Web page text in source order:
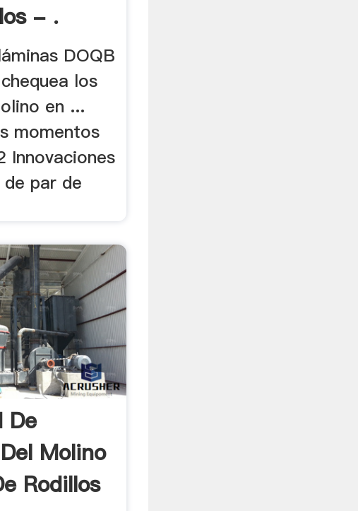
- .
DOQB
los
en ...
momentos
Innovaciones
par de
De
Molino
Rodillos